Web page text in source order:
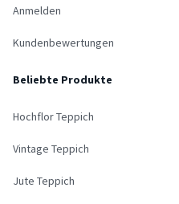
Anmelden
Kundenbewertungen
Beliebte Produkte
Hochflor Teppich
Vintage Teppich
Jute Teppich